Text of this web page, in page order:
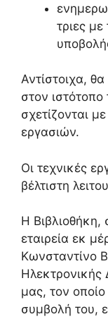
τριες με
Αντίστοιχα,
στον ιστότοπο
σχετίζονται
εργασιών.
Οι τεχνικές
βέλτιστη
Η Βιβλιοθήκη,
εταιρεία εκ
Κωνσταντίνο
Ηλεκτρονικής
μας, τον οποίο
συμβολή του,